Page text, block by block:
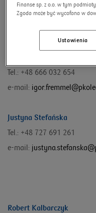
Наші консультанти::
Tel.: +48 666 032 654
e-mail:
Justyna Stefańska
Tel.: +48 727 691 261
e-mail:
Robert Kalbarczyk
Finanse sp. z o.o. w tym
Zgoda może być wycofana w
Ustawienia